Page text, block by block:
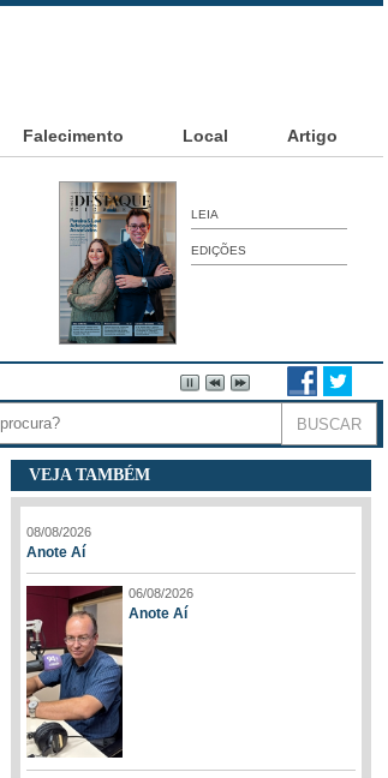
Falecimento Local Artigo
LEIA
EDIÇÕES
VEJA TAMBÉM
08/08/2026
Anote Aí
06/08/2026
Anote Aí